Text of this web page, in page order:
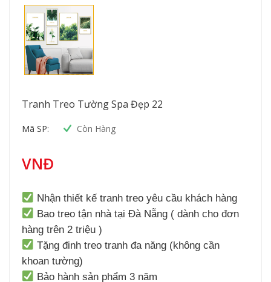
Tranh Treo Tường Spa Đẹp 22
Mã SP: Còn Hàng
VNĐ
Nhận thiết kế tranh treo yêu cầu khách hàng
Bao treo tận nhà tại Đà Nẵng ( dành cho đơn
hàng trên 2 triệu )
Tặng đinh treo tranh đa năng (không cần
khoan tường)
Bảo hành sản phẩm 3 năm